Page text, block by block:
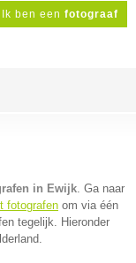
Ik ben een fotograaf
in Ewijk. Ga naar
fotografen om via één
tegelijk. Hieronder